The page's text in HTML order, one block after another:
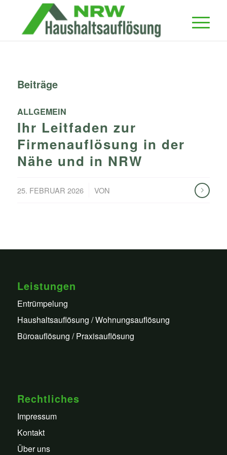
Beiträge
ALLGEMEIN
Ihr Leitfaden zur
Firmenauflösung in der
Nähe und in NRW
25. FEBRUAR 2026
/ VON
Leistungen
Entrümpelung
Haushaltsauflösung / Wohnungsauflösung
Büroauflösung / Praxisauflösung
Rechtliches
Impressum
Kontakt
Über uns